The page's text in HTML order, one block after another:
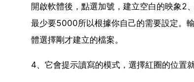
開啟軟體後，點選加號，建立空白的映象2
最少要5000所以根據你自己的需要設定。
體選擇剛才建立的檔案。
4、它會提示讀寫的模式，選擇紅圈的位置就